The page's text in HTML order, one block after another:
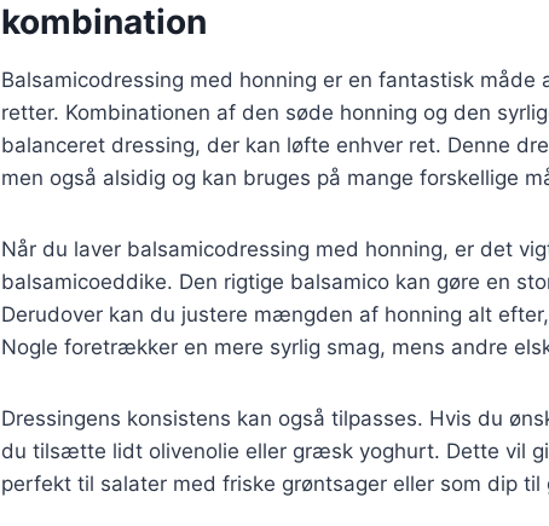
kombination
Balsamicodressing med honning er en fantastisk
retter. Kombinationen af den søde honning og den
balanceret dressing, der kan løfte enhver ret. Denne
men også alsidig og kan bruges på mange forskellige
Når du laver balsamicodressing med honning, er det
balsamicoeddike. Den rigtige balsamico kan gøre en
Derudover kan du justere mængden af honning alt
Nogle foretrækker en mere syrlig smag, mens andre
Dressingens konsistens kan også tilpasses. Hvis du
du tilsætte lidt olivenolie eller græsk yoghurt. Dette vil
perfekt til salater med friske grøntsager eller som dip